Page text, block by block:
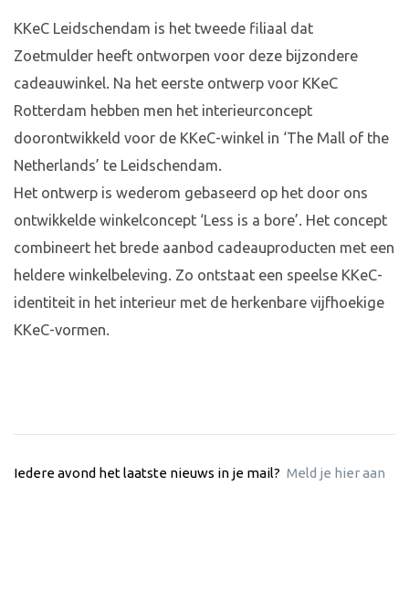
KKeC Leidschendam is het tweede filiaal dat
Zoetmulder heeft ontworpen voor deze bijzondere
cadeauwinkel. Na het eerste ontwerp voor KKeC
Rotterdam hebben men het interieurconcept
doorontwikkeld voor de KKeC-winkel in ‘The Mall of the
Netherlands’ te Leidschendam.
Het ontwerp is wederom gebaseerd op het door ons
ontwikkelde winkelconcept ‘Less is a bore’. Het concept
combineert het brede aanbod cadeauproducten met een
heldere winkelbeleving. Zo ontstaat een speelse KKeC-
identiteit in het interieur met de herkenbare vijfhoekige
KKeC-vormen.
Iedere avond het laatste nieuws in je mail? Meld je hier aan